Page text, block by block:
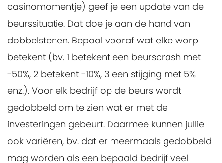
casinomomentje) geef je een update van de
beurssituatie. Dat doe je aan de hand van
dobbelstenen. Bepaal vooraf wat elke worp
betekent (bv. 1 betekent een beurscrash met
-50%, 2 betekent -10%, 3 een stijging met 5%
enz.). Voor elk bedrijf op de beurs wordt
gedobbeld om te zien wat er met de
investeringen gebeurt. Daarmee kunnen jullie
ook variëren, bv. dat er meermaals gedobbeld
mag worden als een bepaald bedrijf veel